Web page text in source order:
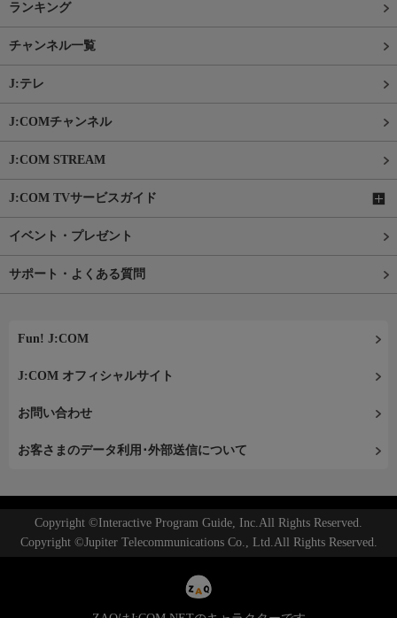
ランキング
チャンネル一覧
J:テレ
J:COMチャンネル
J:COM STREAM
J:COM TVサービスガイド
イベント・プレゼント
サポート・よくある質問
Fun! J:COM
J:COM オフィシャルサイト
お問い合わせ
お客さまのデータ利用･外部送信について
Copyright ©Interactive Program Guide, Inc.All Rights Reserved.
Copyright ©Jupiter Telecommunications Co., Ltd.All Rights Reserved.